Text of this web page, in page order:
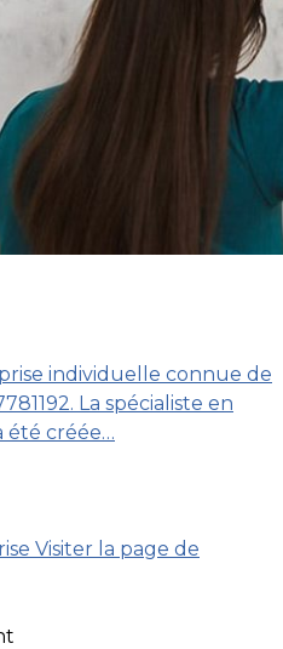
individuelle connue de
La spécialiste en
été créée…
Visiter la page de